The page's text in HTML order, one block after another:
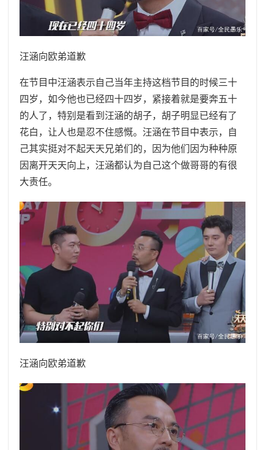
汪涵向欧弟道歉
在节目中汪涵表示自己当年主持这档节目的时候三十
四岁，如今他也已经四十四岁，紧接着就是要奔五十
的人了，特别是看到汪涵的胡子，胡子明显已经有了
花白，让人也是忍不住感慨。汪涵在节目中表示，自
己其实挺对不起天天兄弟们的，因为他们因为种种原
因离开天天向上，汪涵都认为自己这个做哥哥的有很
大责任。
汪涵向欧弟道歉